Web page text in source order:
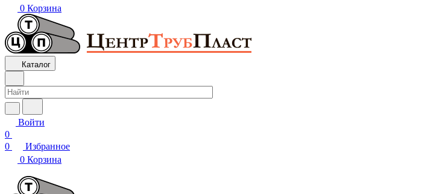
0 Корзина
Каталог
Войти
0
0
Избранное
0 Корзина